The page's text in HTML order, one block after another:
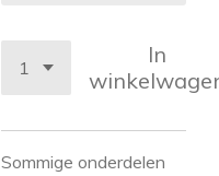
In
Sommige onderdelen